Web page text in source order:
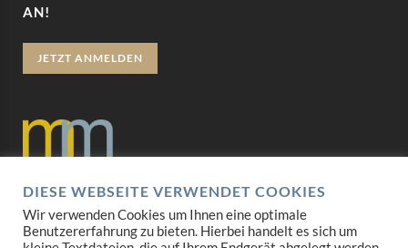
AN!
JETZT ANMELDEN
Datenschutz
DIESE WEBSEITE VERWENDET COOKIES
Wir verwenden Cookies um Ihnen eine optimale
Benutzererfahrung zu bieten. Hierbei handelt es sich um